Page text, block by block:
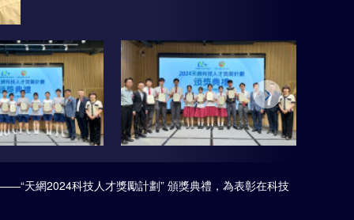
天網2024科技人才獎勵計劃” 頒獎典禮，為表彰在科技